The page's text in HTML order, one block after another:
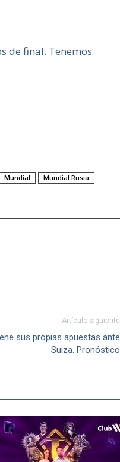
de final. Tenemos
Mundial
Mundial Rusia
Artículo siguiente
sus propias apuestas ante
Suiza. Pronóstico